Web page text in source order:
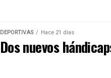
DEPORTIVAS Hace 21 días
Dos nuevos